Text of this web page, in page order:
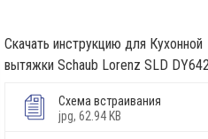
Скачать инструкцию для Кухонной
вытяжки Schaub Lorenz SLD
Схема встраивания
jpg, 62.94 KB